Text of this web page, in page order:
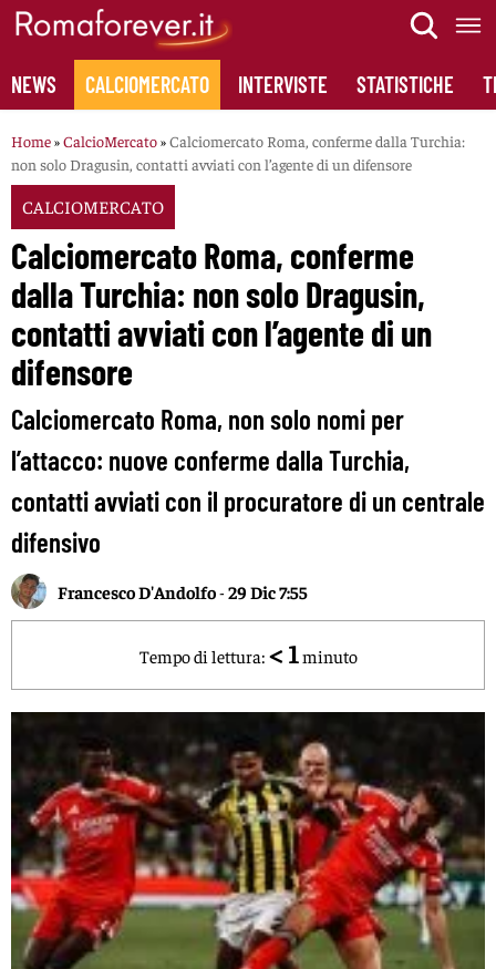
Skip
content
NEWS CALCIOMERCATO INTERVISTE STATISTICHE
Home»CalcioMercato»Calciomercato Roma, conferme dalla Turchia:
non solo Dragusin, contatti avviati con l’agente di un difensore
CALCIOMERCATO
Calciomercato Roma, conferme
dalla Turchia: non solo Dragusin,
contatti avviati con l’agente di un
difensore
Calciomercato Roma, non solo nomi per
l’attacco: nuove conferme dalla Turchia,
contatti avviati con il procuratore di un centrale
difensivo
Francesco D'Andolfo-29 Dic 7:55
Tempo di lettura: < 1 minuto